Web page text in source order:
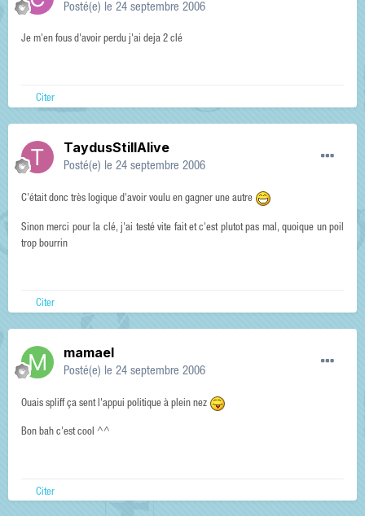
Posté(e) le 24 septembre 2006
Je m'en fous d'avoir perdu j'ai deja 2 clé
Citer
TaydusStillAlive
Posté(e) le 24 septembre 2006
C'était donc très logique d'avoir voulu en gagner une autre
Sinon merci pour la clé, j'ai testé vite fait et c'est plutot pas mal, quoique un poil
trop bourrin
Citer
mamael
Posté(e) le 24 septembre 2006
Ouais spliff ça sent l'appui politique à plein nez
Bon bah c'est cool ^^
Citer